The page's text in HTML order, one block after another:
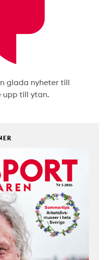
glada nyheter till
upp till ytan.